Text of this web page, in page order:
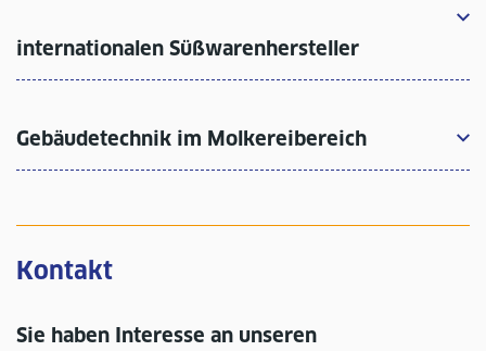
internationalen Süßwarenhersteller
Gebäudetechnik im Molkereibereich
Kontakt
Sie haben Interesse an unseren